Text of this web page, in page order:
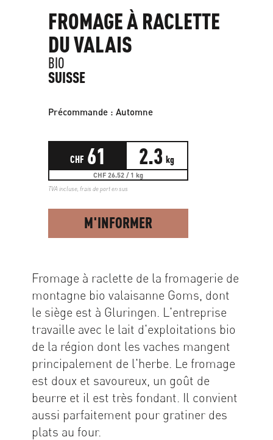
FROMAGE À RACLETTE
DU VALAIS
BIO
SUISSE
Précommande : Automne
CHF 61 2.3 kg
CHF 26.52 / 1 kg
TVA incluse, frais de port en sus
M'INFORMER
Fromage à raclette de la fromagerie de
montagne bio valaisanne Goms, dont
le siège est à Gluringen. L'entreprise
travaille avec le lait d'exploitations bio
de la région dont les vaches mangent
principalement de l'herbe. Le fromage
est doux et savoureux, un goût de
beurre et il est très fondant. Il convient
aussi parfaitement pour gratiner des
plats au four.